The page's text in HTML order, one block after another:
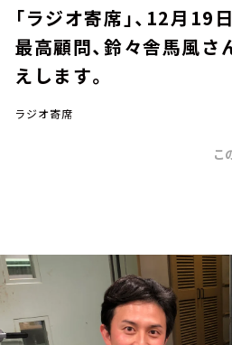
イベント・グッズ
YouTube
会社情報
「ラジオ寄席」、12月19
最高顧問、鈴々舎馬風
えします。
ラジオ寄席
こ